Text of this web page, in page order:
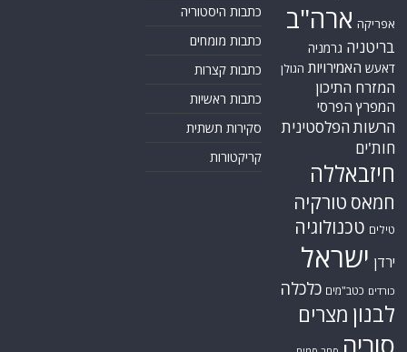
אפריקה ארה"ב
בריטניה גרמניה
דאעש האמירויות הגולן
המזרח התיכון
המפרץ הפרסי
הרשות הפלסטינית
חות'ים
חיזבאללה
חמאס טורקיה
טילים טכנולוגיה
ירדן ישראל
כורדים כטב"מים כלכלה
לבנון מצרים
כתבות היסטוריה
כתבות מומחים
כתבות קצרות
כתבות ראשיות
סקירות תשתית
קריקטורות